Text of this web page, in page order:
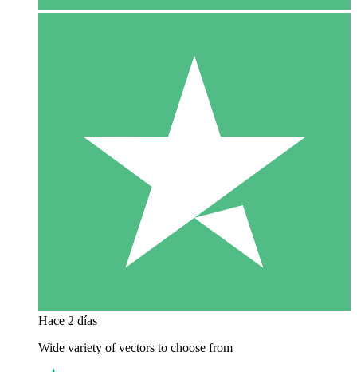
Hace 2 días
Wide variety of vectors to choose from